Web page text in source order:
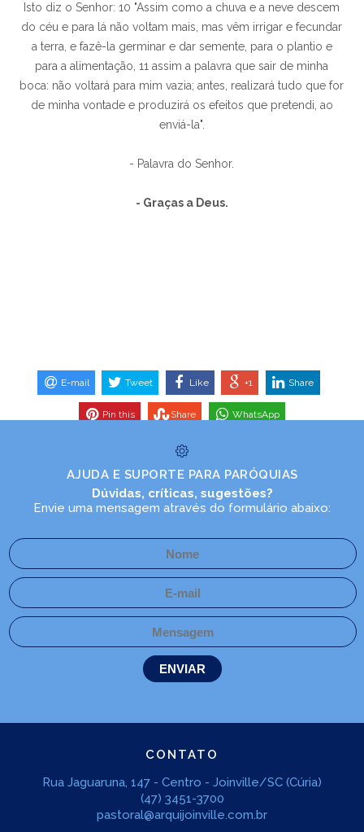
Isto diz o Senhor: 10 "Assim como a chuva e a neve descem
do céu e para lá não voltam mais, mas vêm irrigar e fecundar
a terra, e fazê-la germinar e dar semente, para o plantio e
para a alimentação, 11 assim a palavra que sair de minha
boca: não voltará para mim vazia; antes, realizará tudo que for
de minha vontade e produzirá os efeitos que pretendi, ao
enviá-la".
- Palavra do Senhor.
- Graças a Deus.
E-mail Tweet Like +1 Share
Pin this Share WhatsApp
AJUDA E SUPORTE PARA PARÓQUIAS
Dúvidas, críticas, sugestões?
Envie uma mensagem através do formulário abaixo:
CONTATO
Rua Jaguaruna, 147 - Centro - Joinville/SC (Cúria)
(47) 3451-3700
pastoral@arquijoinville.com.br